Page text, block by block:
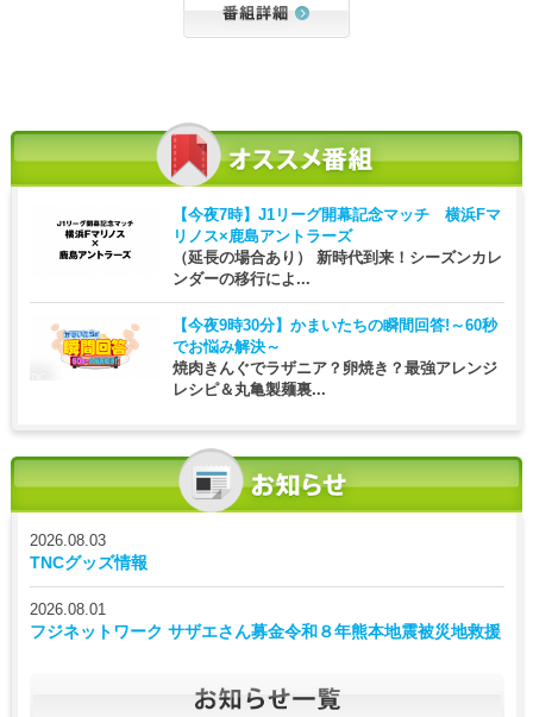
【今夜7時】 J1リーグ開幕記念マッチ 横浜Fマ
リノス×鹿島アントラーズ
（延長の場合あり） 新時代到来！シーズンカレ
ンダーの移行によ...
【今夜9時30分】 かまいたちの瞬間回答!～60秒
でお悩み解決～
焼肉きんぐでラザニア？卵焼き？最強アレンジ
レシピ＆丸亀製麺裏...
2026.08.03
TNCグッズ情報
2026.08.01
フジネットワーク サザエさん募金令和８年熊本地震被災地救援